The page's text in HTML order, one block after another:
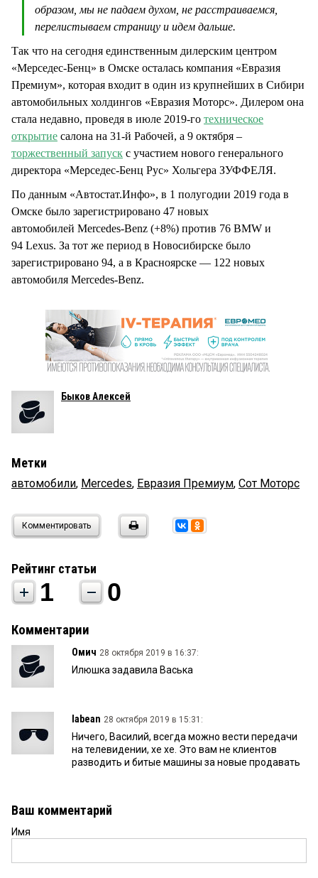
образом, мы не падаем духом, не расстраиваемся,
перелистываем страницу и идем дальше.
Так что на сегодня единственным дилерским центром
«Мерседес-Бенц» в Омске осталась компания «Евразия
Премиум», которая входит в один из крупнейших в Сибири
автомобильных холдингов «Евразия Моторс». Дилером она
стала недавно, проведя в июле 2019-го техническое
открытие салона на 31-й Рабочей, а 9 октября –
торжественный запуск с участием нового генерального
директора «Мерседес-Бенц Рус» Хольгера ЗУФФЕЛЯ.
По данным «Автостат.Инфо», в 1 полугодии 2019 года в
Омске было зарегистрировано 47 новых
автомобилей Mercedes-Benz (+8%) против 76 BMW и
94 Lexus. За тот же период в Новосибирске было
зарегистрировано 94, а в Красноярске — 122 новых
автомобиля Mercedes-Benz.
Быков Алексей
Метки
автомобили, Mercedes, Евразия Премиум, Сот Моторс
Комментировать
Рейтинг статьи
1 0
Комментарии
Омич 28 октября 2019 в 16:37:
Илюшка задавила Васька
labean 28 октября 2019 в 15:31:
Ничего, Василий, всегда можно вести передачи
на телевидении, хе хе. Это вам не клиентов
разводить и битые машины за новые продавать
Ваш комментарий
Имя